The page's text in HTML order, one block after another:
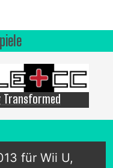
Transformed
für Wii U,